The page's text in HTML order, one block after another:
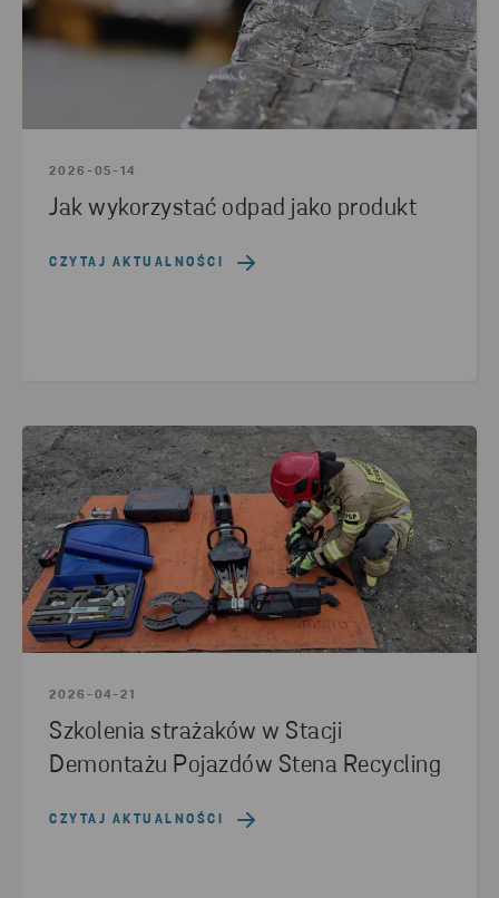
2026-05-14
Jak wykorzystać odpad jako produkt
CZYTAJ AKTUALNOŚCI
2026-04-21
Szkolenia strażaków w Stacji
Demontażu Pojazdów Stena Recycling
CZYTAJ AKTUALNOŚCI